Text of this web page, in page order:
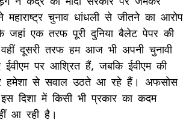
महाराष्ट्र चुनाव धांधली से जीतने का आरोप
जहां एक तरफ पूरी दुनिया बैलेट पेपर की
दूसरी तरफ हम आज भी अपनी चुनावी
पर आश्रित हैं, जबकि ईवीएम की
हमेशा से सवाल उठते आ रहे हैं। अफसोस
दिशा में किसी भी प्रकार का कदम
आ रही है।